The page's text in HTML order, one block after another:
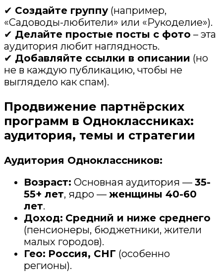
✔ Создайте группу (например,
«Садоводы-любители» или «Рукоделие»).
✔ Делайте простые посты с фото – эта
аудитория любит наглядность.
✔ Добавляйте ссылки в описании (но
не в каждую публикацию, чтобы не
выглядело как спам).
Продвижение партнёрских
программ в Одноклассниках:
аудитория, темы и стратегии
Аудитория Одноклассников:
Возраст: Основная аудитория — 35-
55+ лет, ядро — женщины 40-60
лет.
Доход: Средний и ниже среднего
(пенсионеры, бюджетники, жители
малых городов).
Гео: Россия, СНГ (особенно
регионы).